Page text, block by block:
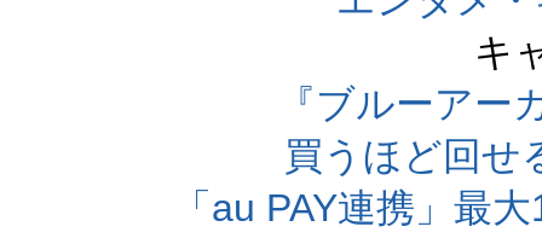
キ
『ブルーアー
買うほど回せ
「au PAY連携」最